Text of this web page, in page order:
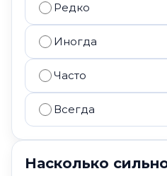
Редко
Иногда
Часто
Всегда
Насколько